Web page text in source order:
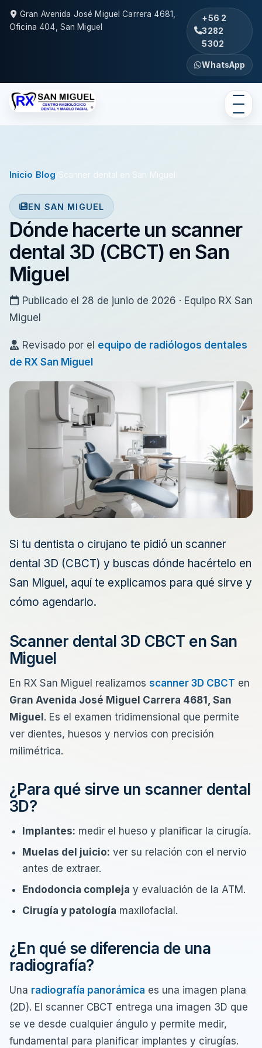
Gran Avenida José Miguel Carrera 4681,
Oficina 404, San Miguel
+56 2
3282
5302
WhatsApp
Inicio/Blog/Scanner dental en San Miguel
EN SAN MIGUEL
Dónde hacerte un scanner
dental 3D (CBCT) en San
Miguel
Publicado el 28 de junio de 2026 · Equipo RX San
Miguel
Revisado por el equipo de radiólogos dentales
de RX San Miguel
Si tu dentista o cirujano te pidió un scanner
dental 3D (CBCT) y buscas dónde hacértelo en
San Miguel, aquí te explicamos para qué sirve y
cómo agendarlo.
Scanner dental 3D CBCT en San
Miguel
En RX San Miguel realizamos scanner 3D CBCT en
Gran Avenida José Miguel Carrera 4681, San
Miguel . Es el examen tridimensional que permite
ver dientes, huesos y nervios con precisión
milimétrica.
¿Para qué sirve un scanner dental
3D?
Implantes: medir el hueso y planificar la cirugía.
Muelas del juicio: ver su relación con el nervio
antes de extraer.
Endodoncia compleja y evaluación de la ATM.
Cirugía y patología maxilofacial.
¿En qué se diferencia de una
radiografía?
Una radiografía panorámica es una imagen plana
(2D). El scanner CBCT entrega una imagen 3D que
se ve desde cualquier ángulo y permite medir,
fundamental para planificar implantes y cirugías.